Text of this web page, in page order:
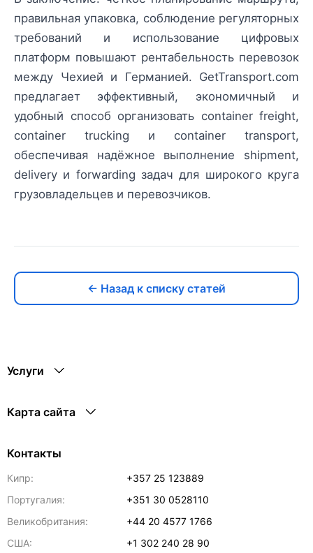
правильная упаковка, соблюдение регуляторных
требований и использование цифровых
платформ повышают рентабельность перевозок
между Чехией и Германией. GetTransport.com
предлагает эффективный, экономичный и
удобный способ организовать container freight,
container trucking и container transport,
обеспечивая надёжное выполнение shipment,
delivery и forwarding задач для широкого круга
грузовладельцев и перевозчиков.
← Назад к списку статей
Услуги
Карта сайта
Контакты
Кипр:
+357 25 123889
Португалия:
+351 30 0528110
Великобритания:
+44 20 4577 1766
США:
+1 302 240 28 90